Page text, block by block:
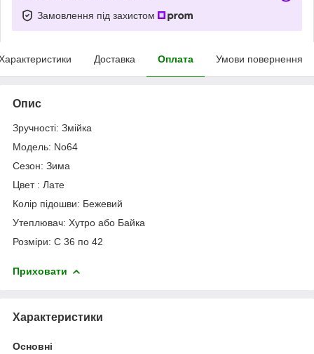
Замовлення під захистом
Доставка Оплата Умови повернення
Опис
Зручності: Змійка
Модель: No64
Сезон: Зима
Цвет : Лате
Колір підошви: Бежевий
Утеплювач: Хутро або Байка
Розміри: С 36 по 42
Приховати
Характеристики
Основні